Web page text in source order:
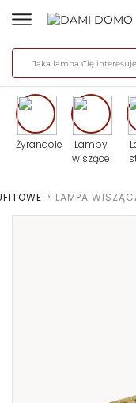
Żyrandole
Lampy
wiszące
> LAMPA